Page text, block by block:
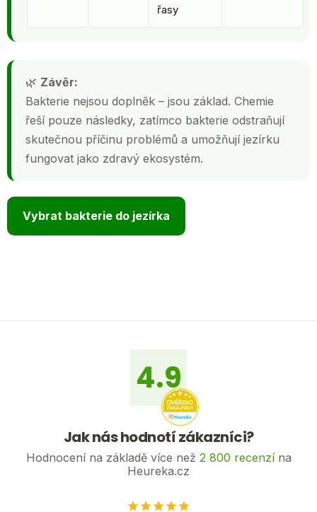
řasy
🌿 Závěr:
Bakterie nejsou doplněk – jsou základ. Chemie
řeší pouze následky, zatímco bakterie odstraňují
skutečnou příčinu problémů a umožňují jezírku
fungovat jako zdravý ekosystém.
Vybrat bakterie do jezírka
4.9
Jak nás hodnotí zákazníci?
Hodnocení na základě více než 2 800 recenzína
Heureka.cz
Odeslat